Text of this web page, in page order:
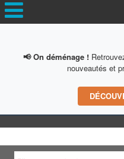
📢 On déménage !
nouveautés et